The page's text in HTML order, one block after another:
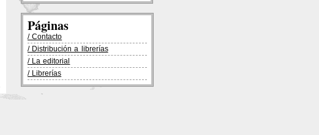
Páginas
/ Contacto
/ Distribución a librerías
/ La editorial
/ Librerías